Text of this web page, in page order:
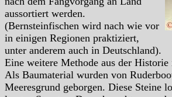
aussortiert werden.
(Bernsteinfischen wird nach wie vor
in einigen Regionen praktiziert,
unter anderem auch in Deutschland).
Eine weitere Methode aus der Historie
Als Baumaterial wurden von
Meeresgrund geborgen. Diese Steine